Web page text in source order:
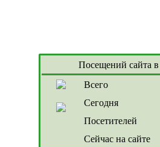
Посещений сайта в
Всего
Сегодня
Посетителей
Сейчас на сайте